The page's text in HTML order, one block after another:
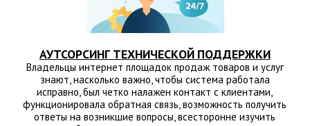
АУТСОРСИНГ ТЕХНИЧЕСКОЙ ПОДДЕРЖКИ
Владельцы интернет площадок продаж товаров и услуг
знают, насколько важно, чтобы система работала
исправно, был четко налажен контакт с клиентами,
функционировала обратная связь, возможность получить
ответы на возникшие вопросы, всесторонне изучить